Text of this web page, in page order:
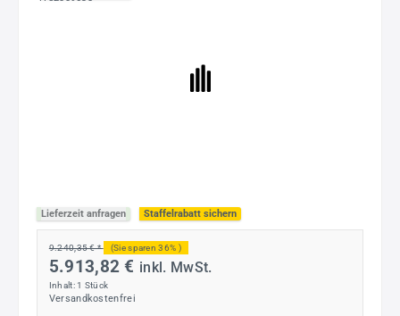
Lieferzeit anfragen Staffelrabatt sichern
9.240,35 € * (Sie sparen 36% )
5.913,82 € inkl. MwSt.
Inhalt: 1 Stück
Versandkostenfrei